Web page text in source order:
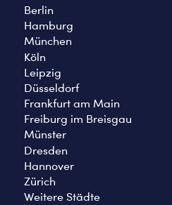
Berlin
Hamburg
München
Köln
Leipzig
Düsseldorf
Frankfurt am Main
Freiburg im Breisgau
Münster
Dresden
Hannover
Zürich
Weitere Städte